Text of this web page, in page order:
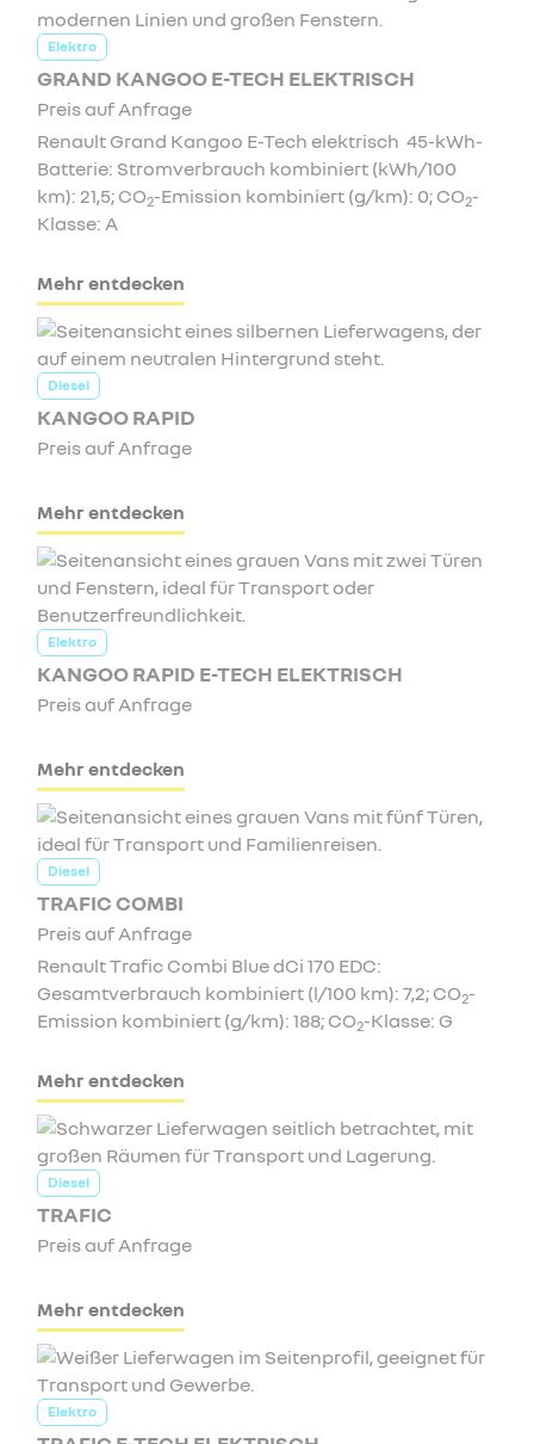
Elektro
GRAND KANGOO E-TECH ELEKTRISCH
Preis auf Anfrage
Renault Grand Kangoo E-Tech elektrisch 45-kWh-
Batterie: Stromverbrauch kombiniert (kWh/100
km): 21,5; CO2-Emission kombiniert (g/km): 0; CO2-
Klasse: A
Mehr entdecken
Diesel
KANGOO RAPID
Preis auf Anfrage
Mehr entdecken
Elektro
KANGOO RAPID E-TECH ELEKTRISCH
Preis auf Anfrage
Mehr entdecken
Diesel
TRAFIC COMBI
Preis auf Anfrage
Renault Trafic Combi Blue dCi 170 EDC:
Gesamtverbrauch kombiniert (l/100 km): 7,2; CO2-
Emission kombiniert (g/km): 188; CO2-Klasse: G
Mehr entdecken
Diesel
TRAFIC
Preis auf Anfrage
Mehr entdecken
Elektro